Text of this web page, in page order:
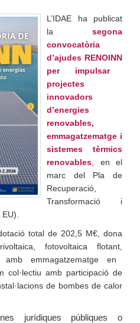
L’IDAE ha publicat
la segona
convocatòria
d’ajudes RENOINN
per impulsar
projectes
innovadors
d’energies
renovables,
emmagatzematge i
sistemes tèrmics
renovables , en el
marc del Pla de
Recuperació,
Transformació i
total de 202,5 M€, dona
fotovoltaica flotant
emmagatzematge en
col·lectiu amb participació de
de bombes de calor
jurídiques públiques o